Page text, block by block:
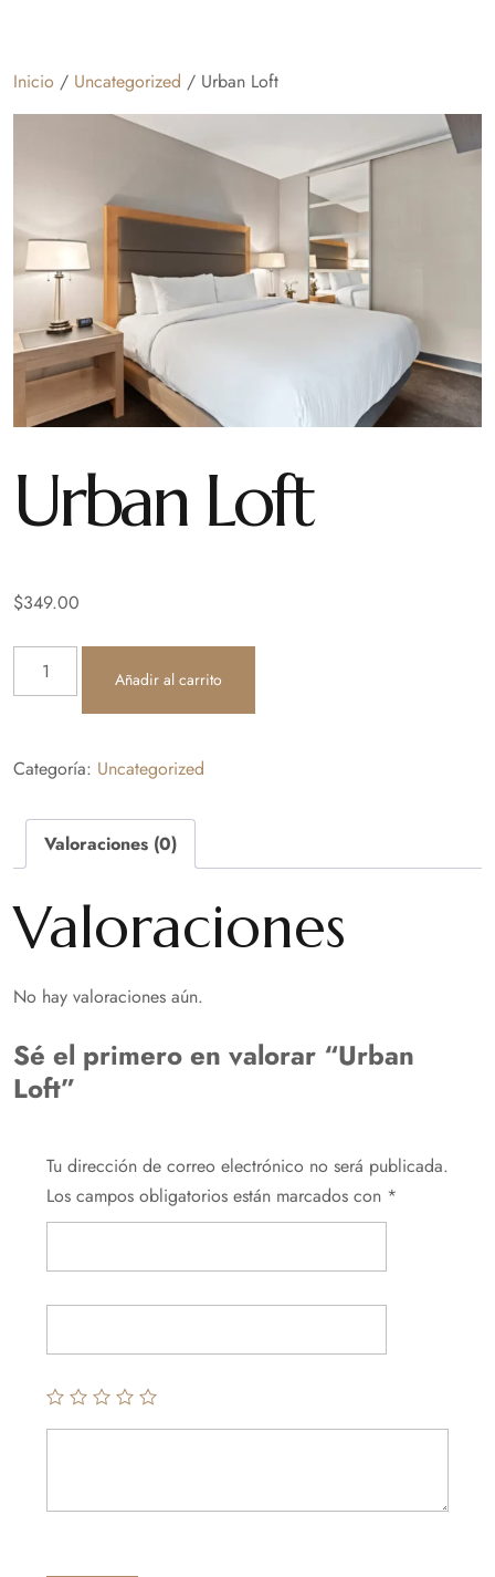
Inicio / Uncategorized / Urban Loft
Urban Loft
$349.00
Añadir al carrito
Categoría: Uncategorized
Valoraciones (0)
Valoraciones
No hay valoraciones aún.
Sé el primero en valorar “Urban
Loft”
Tu dirección de correo electrónico no será publicada.
Los campos obligatorios están marcados con *